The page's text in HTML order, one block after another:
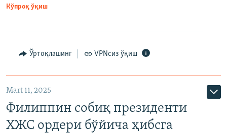
Кўпроқ ўқиш
Ўртоқлашинг VPNсиз ўқиш
Mart 11, 2025
Филиппин собиқ президенти
ХЖС ордери бўйича ҳибсга